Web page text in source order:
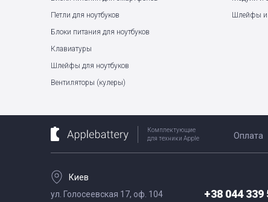
Петли для ноутбуков
Блоки питания для ноутбуков
Клавиатуры
Шлейфы для ноутбуков
Вентиляторы (кулеры)
Шлейфы и
Комплектующие
для техники Apple
Оплата
Киев
ул. Голосеевская 17, оф. 104
+38 044 339